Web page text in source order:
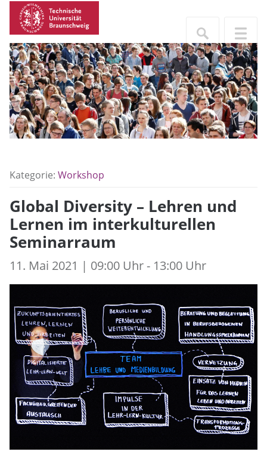
Kategorie: Workshop
Global Diversity – Lehren und
Lernen im interkulturellen
Seminarraum
11. Mai 2021 | 09:00 Uhr - 13:00 Uhr